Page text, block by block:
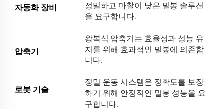
자동화 장비
정밀하고 마찰이 낮은 밀봉 솔루션
을 요구합니다.
압축기
왕복식 압축기는 효율성과 성능 유
지를 위해 효과적인 밀봉에 의존합
니다.
로봇 기술
정밀 운동 시스템은 정확도를 보장
하기 위해 안정적인 밀봉 성능을 요
구합니다.